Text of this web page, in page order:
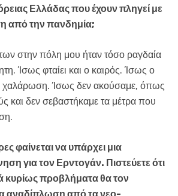
Ελλάδας που έχουν πληγεί με
από την πανδημία;
στην πόλη μου ήταν τόσο ραγδαία
Ίσως φταίει και ο καιρός. Ίσως ο
χαλάρωση. Ίσως δεν ακούσαμε, όπως
και δεν σεβαστήκαμε τα μέτρα που
φαίνεται να υπάρχει μια
για τον Ερντογάν. Πιστεύετε ότι
κυρίως προβλήματα θα τον